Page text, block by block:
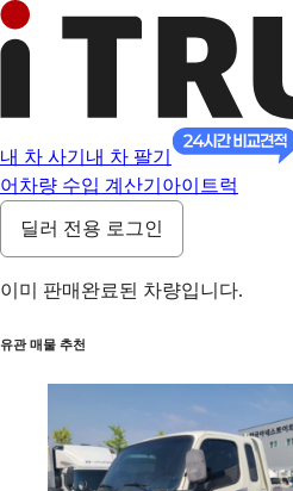
내 차 사기 내 차 팔기
어 차량 수입 계산기 아이트럭
딜러 전용 로그인
이미 판매완료된 차량입니다.
유관 매물 추천